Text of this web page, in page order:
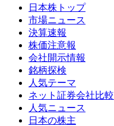
日本株トップ
市場ニュース
決算速報
株価注意報
会社開示情報
銘柄探検
人気テーマ
ネット証券会社比較
人気ニュース
日本の株主